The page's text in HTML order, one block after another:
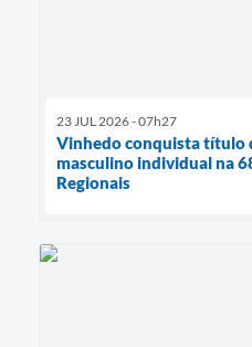
23 JUL 2026 - 07h27
Vinhedo conquista título
masculino individual na
Regionais